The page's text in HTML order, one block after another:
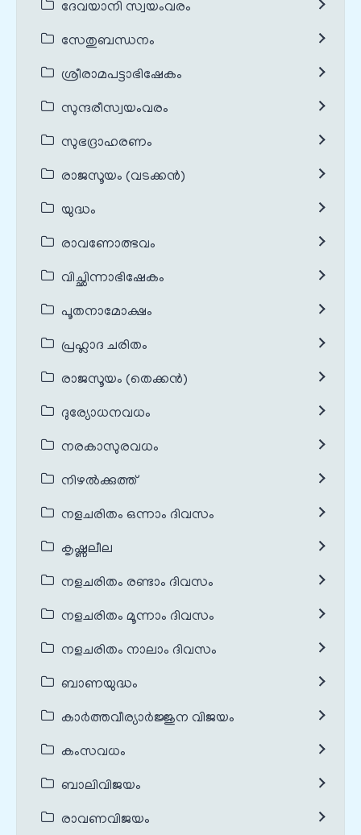
ദേവയാനി സ്വയംവരം
സേതുബന്ധനം
ശ്രീരാമപട്ടാഭിഷേകം
സുന്ദരീസ്വയംവരം
സുഭദ്രാഹരണം
രാജസൂയം (വടക്കൻ)
യുദ്ധം
രാവണോത്ഭവം
വിച്ഛിന്നാഭിഷേകം
പൂതനാമോക്ഷം
പ്രഹ്ലാദ ചരിതം
രാജസൂയം (തെക്കൻ)
ദുര്യോധനവധം
നരകാസുരവധം
നിഴൽക്കുത്ത്
നളചരിതം ഒന്നാം ദിവസം
കൃഷ്ണലീല
നളചരിതം രണ്ടാം ദിവസം
നളചരിതം മൂന്നാം ദിവസം
നളചരിതം നാലാം ദിവസം
ബാണയുദ്ധം
കാർത്തവീര്യാർജ്ജുന വിജയം
കംസവധം
ബാലിവിജയം
രാവണവിജയം